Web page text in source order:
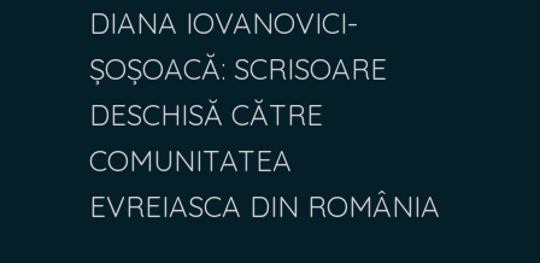
DIANA IOVANOVICI-
ȘOȘOACĂ: SCRISOARE
DESCHISĂ CĂTRE
COMUNITATEA
EVREIASCA DIN ROMÂNIA